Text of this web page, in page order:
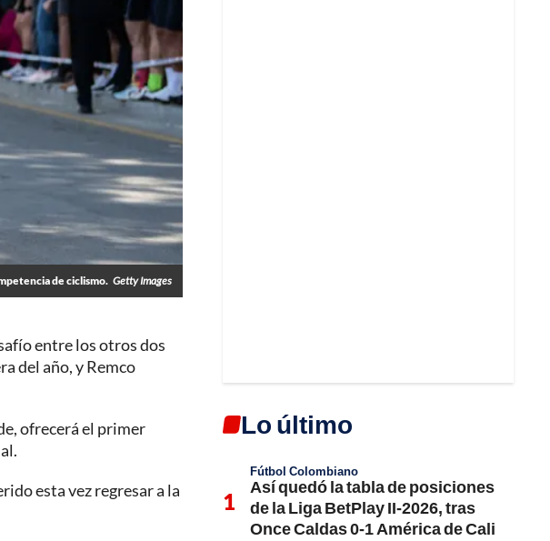
de ciclismo. Getty Images
entre los otros dos
del año, y Remco
ofrecerá el primer
esta vez regresar a la
Lo último
Fútbol Colombiano
Así quedó la tabla de posiciones
de la Liga BetPlay II-2026, tras
Once Caldas 0-1 América de Cali